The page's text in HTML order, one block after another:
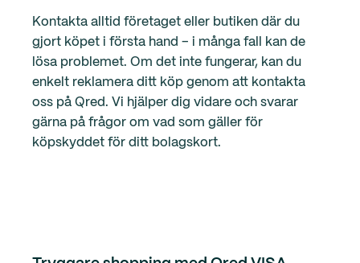
Kontakta alltid företaget eller butiken där du
gjort köpet i första hand – i många fall kan de
lösa problemet. Om det inte fungerar, kan du
enkelt reklamera ditt köp genom att kontakta
oss på Qred. Vi hjälper dig vidare och svarar
gärna på frågor om vad som gäller för
köpskyddet för ditt bolagskort.